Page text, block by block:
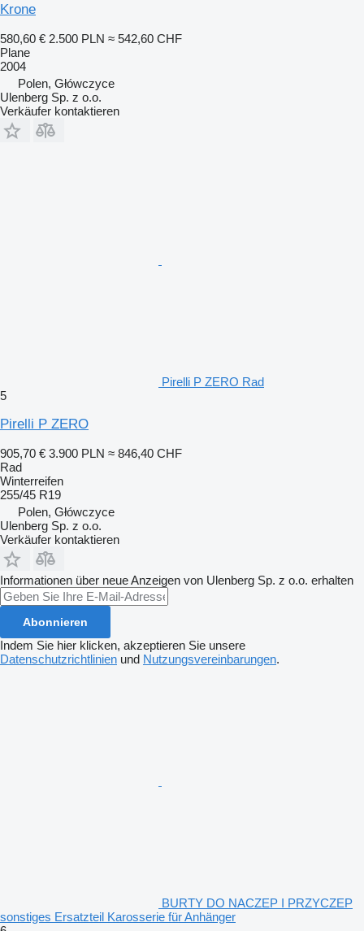
Krone
580,60 € 2.500 PLN ≈ 542,60 CHF
Plane
2004
Polen, Główczyce
Ulenberg Sp. z o.o.
Verkäufer kontaktieren
Pirelli P ZERO Rad
5
Pirelli P ZERO
905,70 € 3.900 PLN ≈ 846,40 CHF
Rad
Winterreifen
255/45 R19
Polen, Główczyce
Ulenberg Sp. z o.o.
Verkäufer kontaktieren
Informationen über neue Anzeigen von Ulenberg Sp. z o.o. erhalten
Abonnieren
Indem Sie hier klicken, akzeptieren Sie unsere
Datenschutzrichtlinien und Nutzungsvereinbarungen.
BURTY DO NACZEP I PRZYCZEP
sonstiges Ersatzteil Karosserie für Anhänger